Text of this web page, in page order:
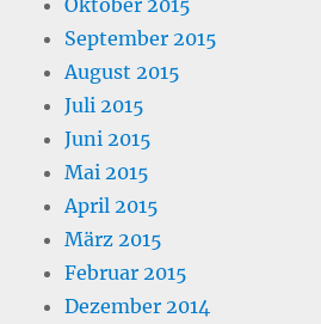
Oktober 2015
September 2015
August 2015
Juli 2015
Juni 2015
Mai 2015
April 2015
März 2015
Februar 2015
Dezember 2014